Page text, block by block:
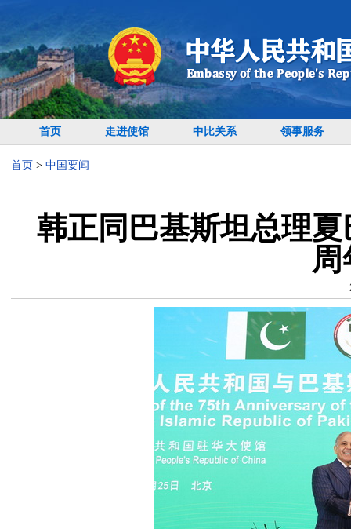
首页 走进使馆 中比关系 领事服务
首页 > 中国要闻
韩正同巴基斯坦总理
周